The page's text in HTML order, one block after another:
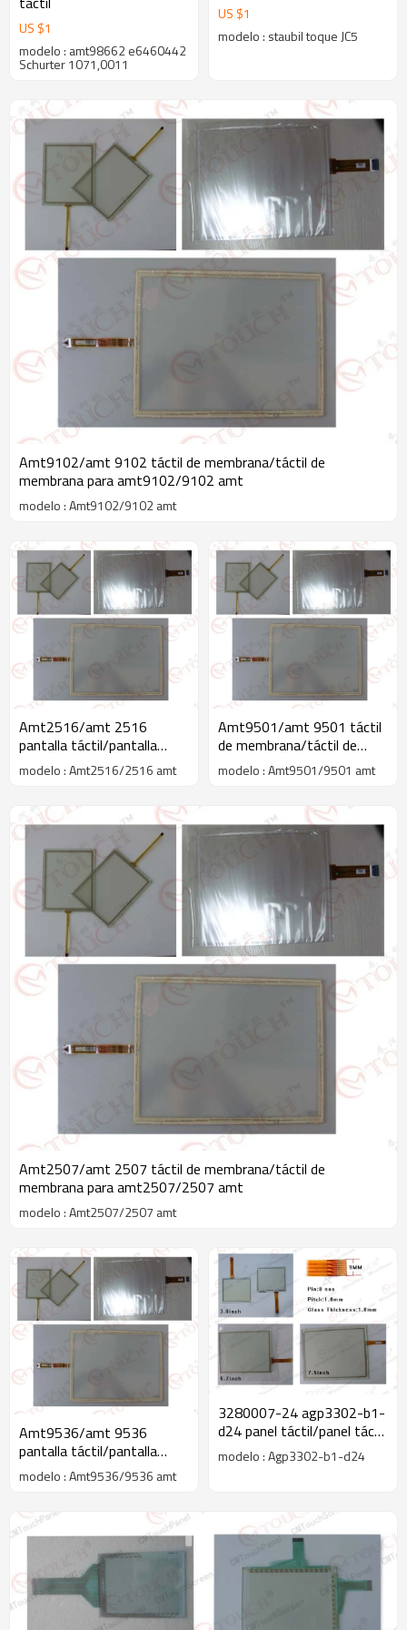
US $1
modelo : amt98662 e6460442
Schurter 1071,0011
jacquard reemplazar
US $1
modelo : staubil toque JC5
Amt9102/amt 9102 táctil de membrana/táctil de
membrana para amt9102/9102 amt
modelo : Amt9102/9102 amt
Amt2516/amt 2516
pantalla táctil/pantalla
táctil para amt2516/2516
amt
modelo : Amt2516/2516 amt
Amt9501/amt 9501 táctil
de membrana/táctil de
membrana para
amt9501/9501 amt
modelo : Amt9501/9501 amt
Amt2507/amt 2507 táctil de membrana/táctil de
membrana para amt2507/2507 amt
modelo : Amt2507/2507 amt
Amt9536/amt 9536
pantalla táctil/pantalla
táctil para amt9536/9536
amt
modelo : Amt9536/9536 amt
3280007-24 agp3302-b1-
d24 panel táctil/panel táctil
agp3302-b1-d24 gp-330x
( 5.7" )
modelo : Agp3302-b1-d24